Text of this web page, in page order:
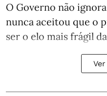
O Governo não
nunca aceitou que o
ser o elo mais frágil